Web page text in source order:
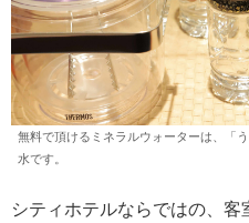
無料で頂けるミネラルウォーターは、「
水です。
シティホテルならではの、